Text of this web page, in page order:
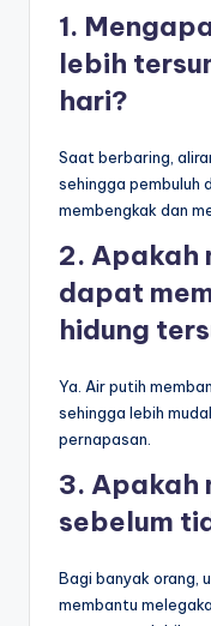
1.
lebih
hari?
Saat berbaring,
sehingga pembuluh
membengkak dan
2. Apakah
dapat
hidung
Ya. Air putih
sehingga lebih
pernapasan.
3. Apakah
sebelum
Bagi banyak orang,
membantu